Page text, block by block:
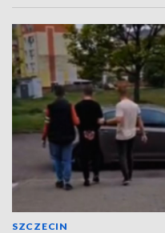
SZCZECIN